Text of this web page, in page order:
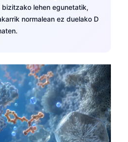
lehen egunetatik,
normalean ez duelako D